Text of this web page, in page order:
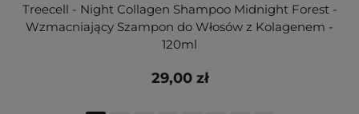
Treecell - Night Collagen Shampoo Midnight Forest -
Wzmacniający Szampon do Włosów z Kolagenem -
120ml
29,00 zł